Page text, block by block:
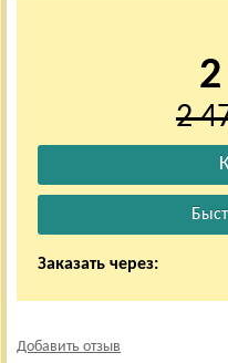
2
Заказать через:
Добавить отзыв